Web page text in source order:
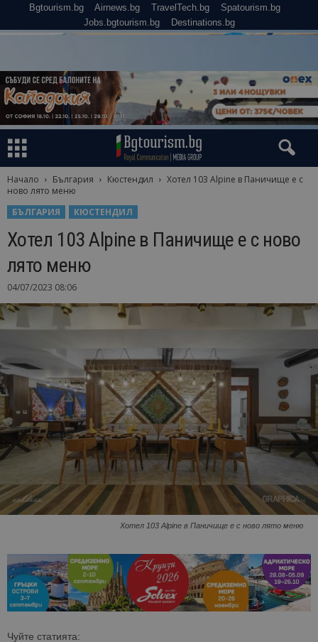
Bgtourism.bg Airnews.bg TravelTech.bg
Spatourism.bg
Jobs.bgtourism.bg
Destinations.bg
Начало България Кюстендил
Хотел 103 Alpine в Паничище е с
ново лято меню
БЪЛГАРИЯ
КЮСТЕНДИЛ
Хотел 103 Alpine в Паничище е с ново
лято меню
04/07/2023 08:06
Хотел 103 Alpine в Паничище е с ново лято меню
Чуйте статията: